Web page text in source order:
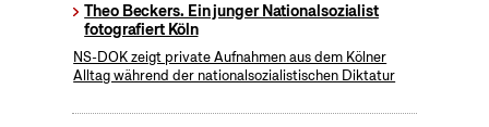
Theo Beckers. Ein junger Nationalsozialist
fotografiert Köln
NS-DOK zeigt private Aufnahmen aus dem Kölner
Alltag während der nationalsozialistischen Diktatur